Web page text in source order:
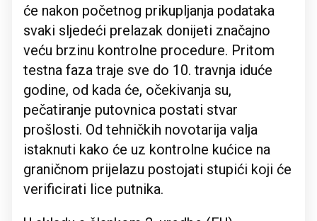
će nakon početnog prikupljanja podataka
svaki sljedeći prelazak donijeti značajno
veću brzinu kontrolne procedure. Pritom
testna faza traje sve do 10. travnja iduće
godine, od kada će, očekivanja su,
pečatiranje putovnica postati stvar
prošlosti. Od tehničkih novotarija valja
istaknuti kako će uz kontrolne kućice na
graničnom prijelazu postojati stupići koji će
verificirati lice putnika.